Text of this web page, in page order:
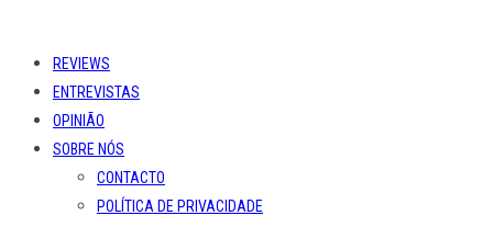
REVIEWS
ENTREVISTAS
OPINIÃO
SOBRE NÓS
CONTACTO
POLÍTICA DE PRIVACIDADE